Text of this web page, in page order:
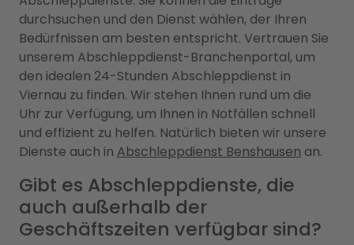
durchsuchen und den Dienst wählen, der Ihren
Bedürfnissen am besten entspricht. Vertrauen Sie
unserem Abschleppdienst-Branchenportal, um
den idealen 24-Stunden Abschleppdienst in
Viernau zu finden. Wir stehen Ihnen rund um die
Uhr zur Verfügung, um Ihnen in Notfällen schnell
und effizient zu helfen. Natürlich bieten wir unsere
Dienste auch in Abschleppdienst Benshausen an.
Gibt es Abschleppdienste, die
auch außerhalb der
Geschäftszeiten verfügbar sind?